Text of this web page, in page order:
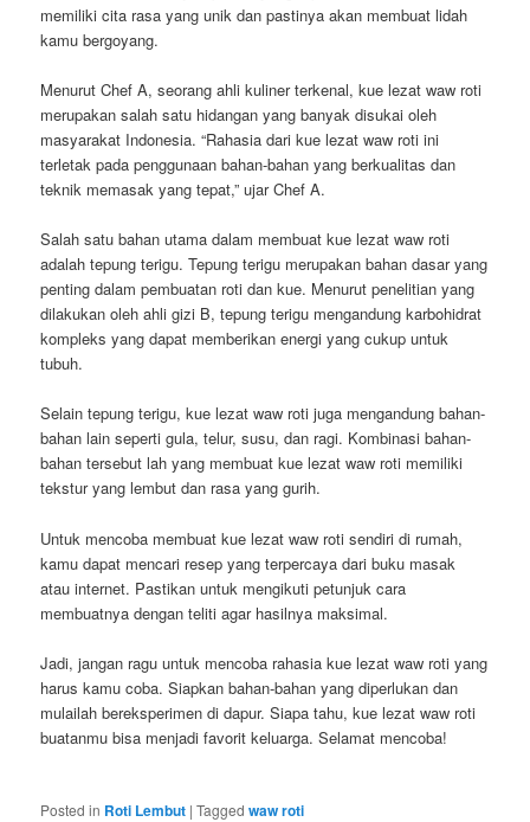
memiliki cita rasa yang unik dan pastinya akan membuat lidah
kamu bergoyang.
Menurut Chef A, seorang ahli kuliner terkenal, kue lezat waw roti
merupakan salah satu hidangan yang banyak disukai oleh
masyarakat Indonesia. “Rahasia dari kue lezat waw roti ini
terletak pada penggunaan bahan-bahan yang berkualitas dan
teknik memasak yang tepat,” ujar Chef A.
Salah satu bahan utama dalam membuat kue lezat waw roti
adalah tepung terigu. Tepung terigu merupakan bahan dasar yang
penting dalam pembuatan roti dan kue. Menurut penelitian yang
dilakukan oleh ahli gizi B, tepung terigu mengandung karbohidrat
kompleks yang dapat memberikan energi yang cukup untuk
tubuh.
Selain tepung terigu, kue lezat waw roti juga mengandung bahan-
bahan lain seperti gula, telur, susu, dan ragi. Kombinasi bahan-
bahan tersebut lah yang membuat kue lezat waw roti memiliki
tekstur yang lembut dan rasa yang gurih.
Untuk mencoba membuat kue lezat waw roti sendiri di rumah,
kamu dapat mencari resep yang terpercaya dari buku masak
atau internet. Pastikan untuk mengikuti petunjuk cara
membuatnya dengan teliti agar hasilnya maksimal.
Jadi, jangan ragu untuk mencoba rahasia kue lezat waw roti yang
harus kamu coba. Siapkan bahan-bahan yang diperlukan dan
mulailah bereksperimen di dapur. Siapa tahu, kue lezat waw roti
buatanmu bisa menjadi favorit keluarga. Selamat mencoba!
Posted in Roti Lembut |Tagged waw roti